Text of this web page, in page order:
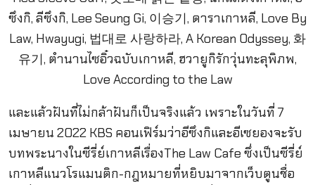
และแล้วฝันที่ไม่กล้าฝันก็เป็นจริงแล้ว เพราะในวันที่ 7
เมษายน 2022 KBS คอนเฟิร์มว่าอีซึงกิและอีเซยองจะรับ
บทพระนางในซีรี่ย์เกาหลีเรื่องThe Law Cafe ซึ่งเป็นซีรี่ย์
เกาหลีแนวโรแมนติก-กฎหมายที่หยิบมาจากเว็บตูนชื่อ